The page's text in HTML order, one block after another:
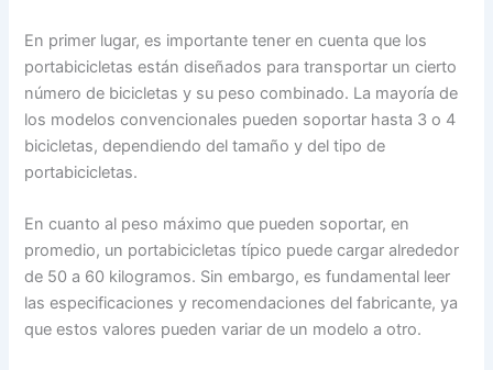
En primer lugar, es importante tener en cuenta que los
portabicicletas están diseñados para transportar un cierto
número de bicicletas y su peso combinado. La mayoría de
los modelos convencionales pueden soportar hasta 3 o 4
bicicletas, dependiendo del tamaño y del tipo de
portabicicletas.
En cuanto al peso máximo que pueden soportar, en
promedio, un portabicicletas típico puede cargar alrededor
de 50 a 60 kilogramos. Sin embargo, es fundamental leer
las especificaciones y recomendaciones del fabricante, ya
que estos valores pueden variar de un modelo a otro.